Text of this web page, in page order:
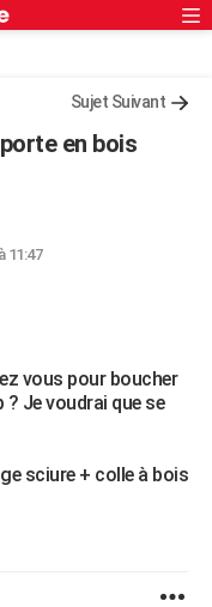
Sujet Suivant
en bois
11:47
vous pour boucher
Je voudrai que se
sciure + colle à bois